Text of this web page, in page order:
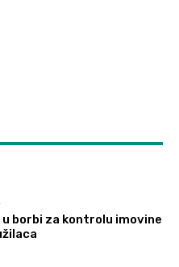
u borbi za kontrolu imovine